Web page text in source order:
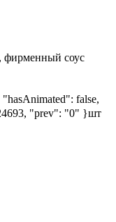
фирменный соус
false,
"prev": "0" }шт